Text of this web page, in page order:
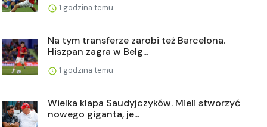
1 godzina temu
Na tym transferze zarobi też Barcelona.
Hiszpan zagra w Belg...
1 godzina temu
Wielka klapa Saudyjczyków. Mieli stworzyć
nowego giganta, je...